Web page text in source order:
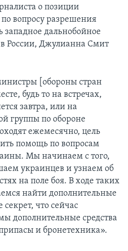
о позиции
вопросу разрешения
западное дальнобойное
России, Джулианна Смит
[обороны стран
будь то на встречах,
завтра, или на
группы по обороне
ежемесячно, цель
помощь по вопросам
Мы начинаем с того,
украинцев и узнаем об
на поле боя. В ходе таких
найти дополнительные
что сейчас
дополнительные средства
и бронетехника».